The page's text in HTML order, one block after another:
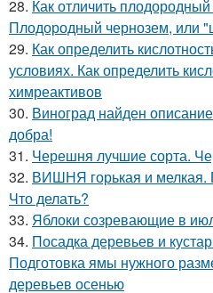
28. Как отличить плодородный
Плодородный чернозем, или
29. Как определить
условиях. Как определить
химреактивов
30. Виноград найден
добра!
31. Черешня лучшие сорта.
32. ВИШНЯ горькая и
Что делать?
33. Яблоки созревающие в
34. Посадка деревьев и
Подготовка ямы нужного
деревьев осенью